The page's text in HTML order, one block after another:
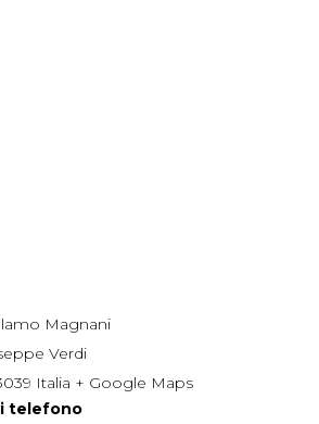
Magnani
Verdi
Italia + Google Maps
telefono